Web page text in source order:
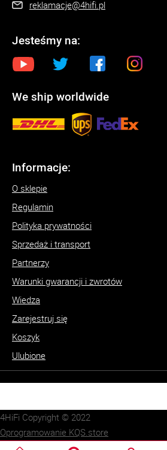
reklamacje@4hifi.pl
Jesteśmy na:
We ship worldwide
Informacje:
O sklepie
Regulamin
Polityka prywatności
Sprzedaż i transport
Partnerzy
Warunki gwarancji i zwrotów
Wiedza
Zarejestruj się
Koszyk
Ulubione
4HiFi Copyright © 2022
Oprogramowanie KQS.store
Realizacja:
SUCRO.pl